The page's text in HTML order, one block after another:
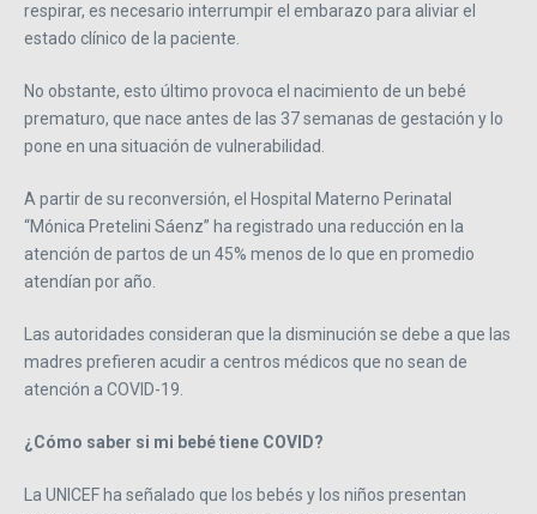
respirar, es necesario interrumpir el embarazo para aliviar el
estado clínico de la paciente.
No obstante, esto último provoca el nacimiento de un bebé
prematuro, que nace antes de las 37 semanas de gestación y lo
pone en una situación de vulnerabilidad.
A partir de su reconversión, el Hospital Materno Perinatal
“Mónica Pretelini Sáenz” ha registrado una reducción en la
atención de partos de un 45% menos de lo que en promedio
atendían por año.
Las autoridades consideran que la disminución se debe a que las
madres prefieren acudir a centros médicos que no sean de
atención a COVID-19.
¿Cómo saber si mi bebé tiene COVID?
La UNICEF ha señalado que los bebés y los niños presentan